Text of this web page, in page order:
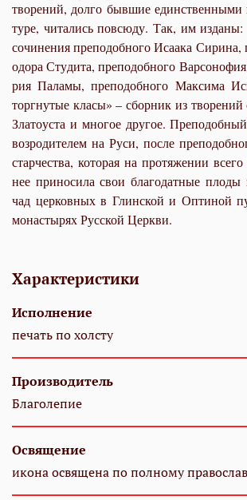
тво­ре­ний, дол­го быв­шие един­ствен­ны­ми
ту­ре, чи­та­лись по­всю­ду. Так, им
со­чи­не­ния пре­по­доб­но­го Иса­а­ка
о­до­ра Сту­ди­та, пре­по­доб­но­го
рия Па­ла­мы, пре­по­доб­но­го Мак­си­ма
торг­ну­тые кла­сы» – сбор­ник из тво­ре­ний
Зла­то­уста и мно­гое дру­гое.
воз­ро­ди­те­лем на Ру­си, по­сле
стар­че­ства, ко­то­рая на про­тя­же­нии
нее при­но­си­ла свои бла­го­дат­ные пло­ды
чад цер­ков­ных в Глин­ской и Оп­ти­ной
мо­на­сты­рях Рус­ской Церк­ви.
Характеристики
Исполнение
печать по холсту
Производитель
Благолепие
Освящение
икона освящена по полному